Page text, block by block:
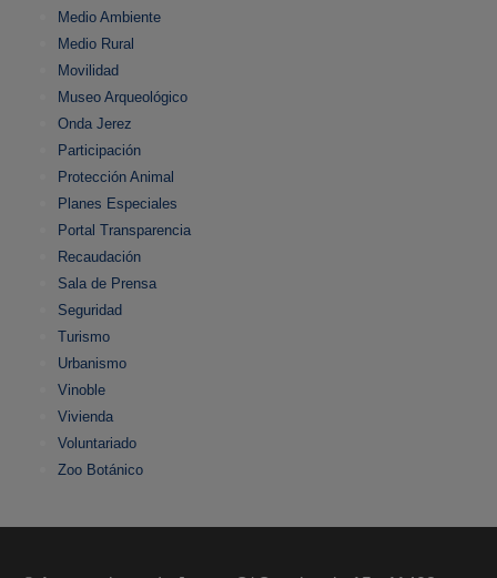
Medio Ambiente
Medio Rural
Movilidad
Museo Arqueológico
Onda Jerez
Participación
Protección Animal
Planes Especiales
Portal Transparencia
Recaudación
Sala de Prensa
Seguridad
Turismo
Urbanismo
Vinoble
Vivienda
Voluntariado
Zoo Botánico